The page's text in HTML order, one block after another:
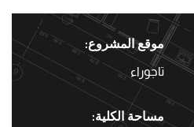
موقع المشروع:
تاجوراء
مساحة الكلية: